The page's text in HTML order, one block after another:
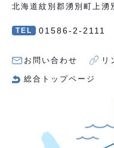
北海道紋別郡湧別町上湧
TEL 01586-2-2111
お問い合わせ リ
総合トップページ